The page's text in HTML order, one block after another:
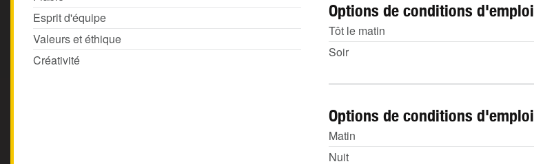
Esprit d'équipe
Valeurs et éthique
Créativité
Options de conditions d'emploi
Tôt le matin
Soir
Options de conditions d'emploi
Matin
Nuit